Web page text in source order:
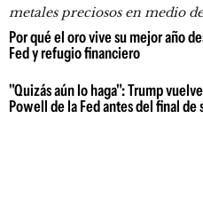
metales preciosos en medio
Por qué el oro vive su mejor año
Fed y refugio financiero
"Quizás aún lo haga": Trump
Powell de la Fed antes del final de